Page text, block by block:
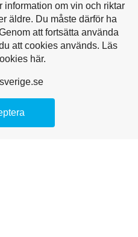
paragraph, highlight the text
content. Moving this text
om vin och riktar
äldre. Du måste därför ha
att fortsätta använda
att cookies används. Läs
här.